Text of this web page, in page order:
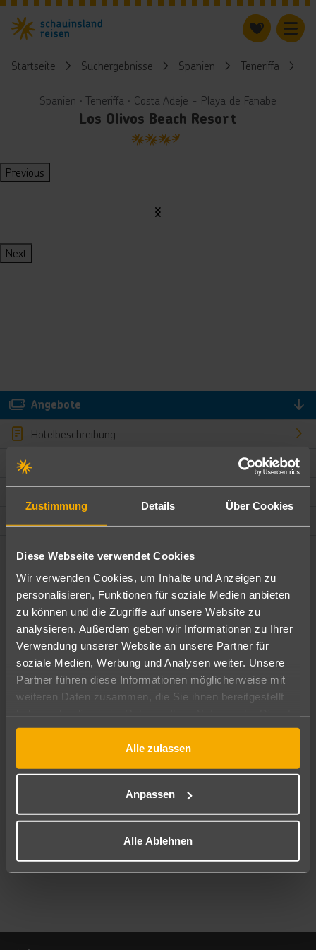
Zustimmung Details Über Cookies
Diese Webseite verwendet Cookies
Wir verwenden Cookies, um Inhalte und Anzeigen zu
personalisieren, Funktionen für soziale Medien anbieten
zu können und die Zugriffe auf unsere Website zu
analysieren. Außerdem geben wir Informationen zu Ihrer
Verwendung unserer Website an unsere Partner für
soziale Medien, Werbung und Analysen weiter. Unsere
Partner führen diese Informationen möglicherweise mit
weiteren Daten zusammen, die Sie ihnen bereitgestellt
gesammelt haben.
Alle zulassen
Anpassen
Alle Ablehnen
Startseite Suchergebnisse Spanien Teneriffa
Spanien ∙ Teneriffa ∙ Costa Adeje - Playa de Fanabe
Los Olivos Beach Resort
3.5
Previous
Next
Angebote
Hotelbeschreibung
Bewertungen
Ändere die Kriterien nach deinen Wünschen
Pauschal Nur Hotel
Abflughafen
Alle Abflughäfen
09.08.26–07.08.27 7-21 Nächte
Mehr Filter anzeigen